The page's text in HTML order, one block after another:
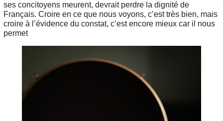
ses concitoyens meurent, devrait perdre la dignité de
Français. Croire en ce que nous voyons, c’est très bien, mais
croire à l’évidence du constat, c’est encore mieux car il nous
permet